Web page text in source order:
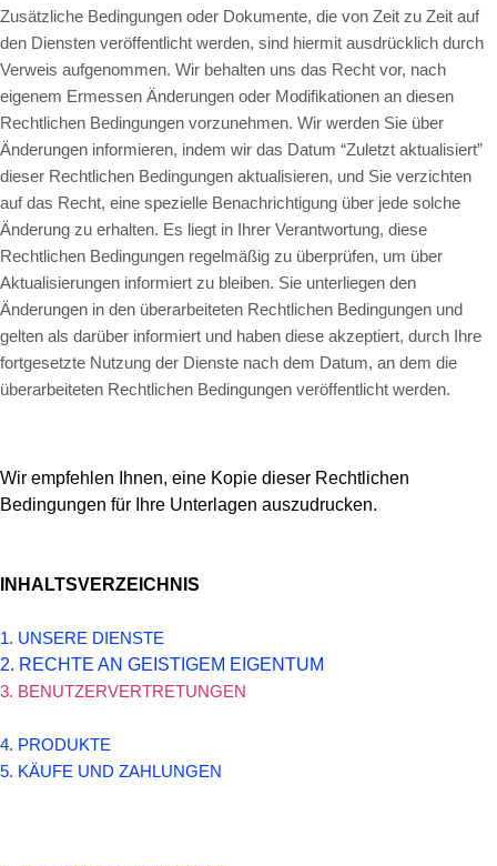
Zusätzliche Bedingungen oder Dokumente, die von Zeit zu Zeit auf
den Diensten veröffentlicht werden, sind hiermit ausdrücklich durch
Verweis aufgenommen. Wir behalten uns das Recht vor, nach
eigenem Ermessen Änderungen oder Modifikationen an diesen
Rechtlichen Bedingungen vorzunehmen. Wir werden Sie über
Änderungen informieren, indem wir das Datum “Zuletzt aktualisiert”
dieser Rechtlichen Bedingungen aktualisieren, und Sie verzichten
auf das Recht, eine spezielle Benachrichtigung über jede solche
Änderung zu erhalten. Es liegt in Ihrer Verantwortung, diese
Rechtlichen Bedingungen regelmäßig zu überprüfen, um über
Aktualisierungen informiert zu bleiben. Sie unterliegen den
Änderungen in den überarbeiteten Rechtlichen Bedingungen und
gelten als darüber informiert und haben diese akzeptiert, durch Ihre
fortgesetzte Nutzung der Dienste nach dem Datum, an dem die
überarbeiteten Rechtlichen Bedingungen veröffentlicht werden.
Wir empfehlen Ihnen, eine Kopie dieser Rechtlichen
Bedingungen für Ihre Unterlagen auszudrucken.
INHALTSVERZEICHNIS
1. UNSERE DIENSTE
2. RECHTE AN GEISTIGEM EIGENTUM
3. BENUTZERVERTRETUNGEN
4. PRODUKTE
5. KÄUFE UND ZAHLUNGEN